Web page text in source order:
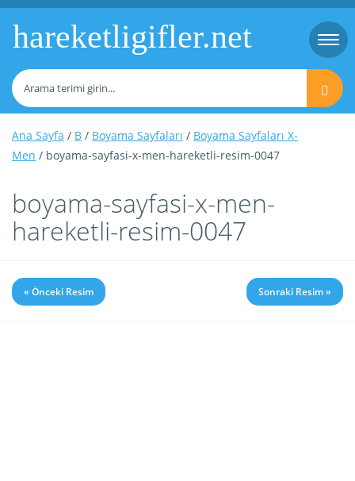
hareketligifler.net
Ana Sayfa / B / Boyama Sayfaları / Boyama Sayfaları X-
Men / boyama-sayfasi-x-men-hareketli-resim-0047
boyama-sayfasi-x-men-
hareketli-resim-0047
« Önceki Resim Sonraki Resim »